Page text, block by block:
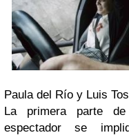
Paula del Río y Luis
La primera parte
espectador se